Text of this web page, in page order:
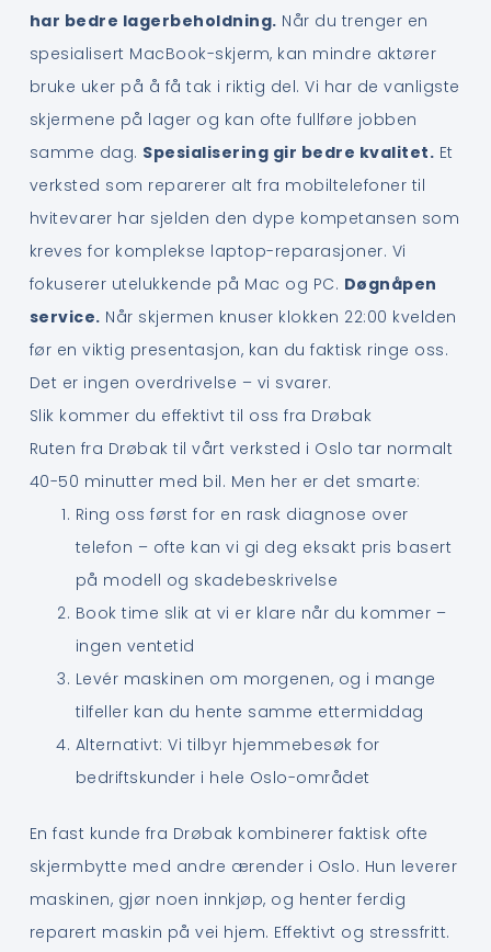
har bedre lagerbeholdning. Når du trenger en
spesialisert MacBook-skjerm, kan mindre aktører
bruke uker på å få tak i riktig del. Vi har de vanligste
skjermene på lager og kan ofte fullføre jobben
samme dag. Spesialisering gir bedre kvalitet. Et
verksted som reparerer alt fra mobiltelefoner til
hvitevarer har sjelden den dype kompetansen som
kreves for komplekse laptop-reparasjoner. Vi
fokuserer utelukkende på Mac og PC. Døgnåpen
service. Når skjermen knuser klokken 22:00 kvelden
før en viktig presentasjon, kan du faktisk ringe oss.
Det er ingen overdrivelse – vi svarer.
Slik kommer du effektivt til oss fra Drøbak
Ruten fra Drøbak til vårt verksted i Oslo tar normalt
40-50 minutter med bil. Men her er det smarte:
Ring oss først for en rask diagnose over
telefon – ofte kan vi gi deg eksakt pris basert
på modell og skadebeskrivelse
Book time slik at vi er klare når du kommer –
ingen ventetid
Levér maskinen om morgenen, og i mange
tilfeller kan du hente samme ettermiddag
Alternativt: Vi tilbyr hjemmebesøk for
bedriftskunder i hele Oslo-området
En fast kunde fra Drøbak kombinerer faktisk ofte
skjermbytte med andre ærender i Oslo. Hun leverer
maskinen, gjør noen innkjøp, og henter ferdig
reparert maskin på vei hjem. Effektivt og stressfritt.